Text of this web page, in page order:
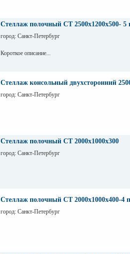
Стеллаж полочный СТ 2500х1200х500- 5
город: Санкт-Петербург
Короткое описание...
Стеллаж консольный двухсторонний
город: Санкт-Петербург
Стеллаж полочный СТ 2000х1000х300
город: Санкт-Петербург
Стеллаж полочный СТ 2000х1000х400-4
город: Санкт-Петербург